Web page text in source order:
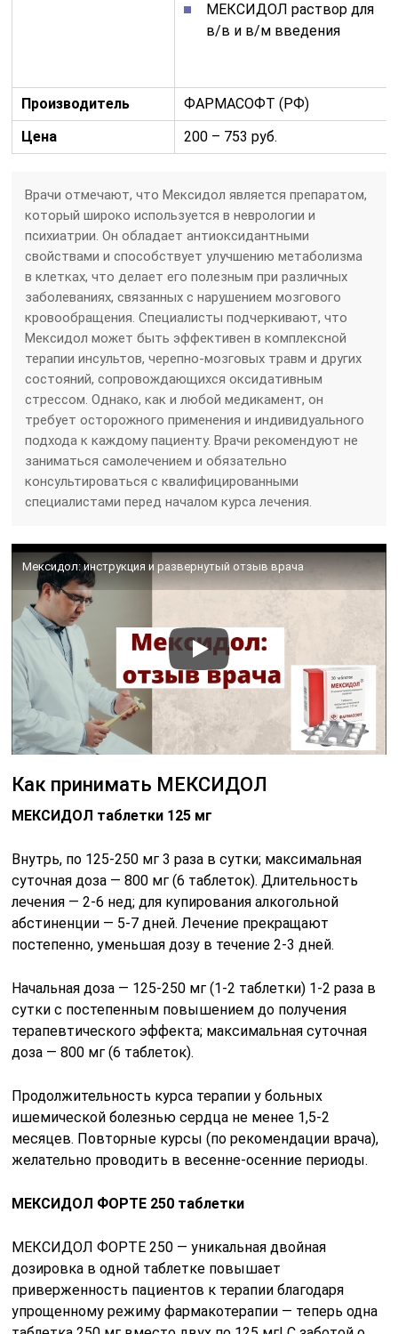
МЕКСИДОЛ раствор для
в/в и в/м введения
Производитель
ФАРМАСОФТ (РФ)
Цена
200 – 753 руб.
Врачи отмечают, что Мексидол является препаратом,
который широко используется в неврологии и
психиатрии. Он обладает антиоксидантными
свойствами и способствует улучшению метаболизма
в клетках, что делает его полезным при различных
заболеваниях, связанных с нарушением мозгового
кровообращения. Специалисты подчеркивают, что
Мексидол может быть эффективен в комплексной
терапии инсультов, черепно-мозговых травм и других
состояний, сопровождающихся оксидативным
стрессом. Однако, как и любой медикамент, он
требует осторожного применения и индивидуального
подхода к каждому пациенту. Врачи рекомендуют не
заниматься самолечением и обязательно
консультироваться с квалифицированными
специалистами перед началом курса лечения.
Мексидол: инструкция и развернутый отзыв врача
Как принимать МЕКСИДОЛ
МЕКСИДОЛ таблетки 125 мг
Внутрь, по 125-250 мг 3 раза в сутки; максимальная
суточная доза — 800 мг (6 таблеток). Длительность
лечения — 2-6 нед; для купирования алкогольной
абстиненции — 5-7 дней. Лечение прекращают
постепенно, уменьшая дозу в течение 2-3 дней.
Начальная доза — 125-250 мг (1-2 таблетки) 1-2 раза в
сутки с постепенным повышением до получения
терапевтического эффекта; максимальная суточная
доза — 800 мг (6 таблеток).
Продолжительность курса терапии у больных
ишемической болезнью сердца не менее 1,5-2
месяцев. Повторные курсы (по рекомендации врача),
желательно проводить в весенне-осенние периоды.
МЕКСИДОЛ ФОРТЕ 250 таблетки
МЕКСИДОЛ ФОРТЕ 250 — уникальная двойная
дозировка в одной таблетке повышает
приверженность пациентов к терапии благодаря
упрощенному режиму фармакотерапии — теперь одна